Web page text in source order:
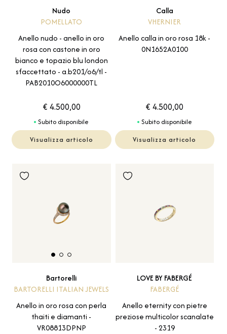
Nudo
POMELLATO
Anello nudo - anello in oro
rosa con castone in oro
bianco e topazio blu london
sfaccettato - a.b201/o6/tl -
PAB2010O6000000TL
€ 4.500,00
Subito disponibile
Visualizza articolo
Calla
VHERNIER
Anello calla in oro rosa 18k -
0N1652A0100
€ 4.500,00
Subito disponibile
Visualizza articolo
Bartorelli
BARTORELLI ITALIAN JEWELS
Anello in oro rosa con perla
thaiti e diamanti -
VR08813DPNP
LOVE BY FABERGÉ
FABERGÉ
Anello eternity con pietre
preziose multicolor scanalate
- 2319